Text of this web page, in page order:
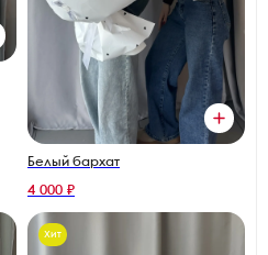
Белый бархат
4 000 ₽
Хит